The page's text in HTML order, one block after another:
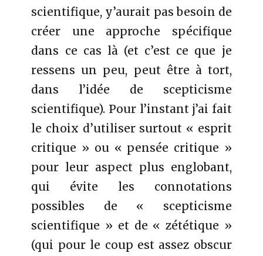
scientifique, y’aurait pas besoin de
créer une approche spécifique
dans ce cas là (et c’est ce que je
ressens un peu, peut être à tort,
dans l’idée de scepticisme
scientifique). Pour l’instant j’ai fait
le choix d’utiliser surtout « esprit
critique » ou « pensée critique »
pour leur aspect plus englobant,
qui évite les connotations
possibles de « scepticisme
scientifique » et de « zététique »
(qui pour le coup est assez obscur